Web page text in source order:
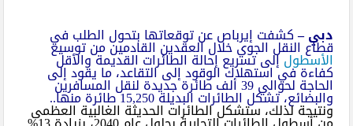
دبي–كشفت إيرباص عن توقعاتها بتحول الطلب في
قطاع النقل الجوي خلال العقدين القادمين من توسيع
الأسطولإلى تسريع إحالة الطائرات القديمة والأقل
كفاءة في استهلاك الوقود إلى التقاعد، ما يقود إلى
الحاجة لحوالي 39 ألف طائرة جديدة لنقل المسافرين
والبضائع، تشكل الطائرات البديلة 15,250 طائرة منها..
ونتيجة لذلك، ستشكل الطائرات الحديثة الغالبية العظمى